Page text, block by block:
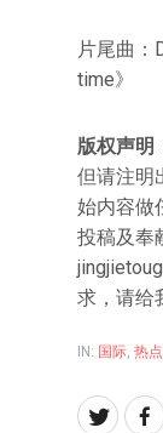
片尾曲：
time》
版权声明
但请注明
始内容做
投稿及奉
求，请给
IN: 国际 热点